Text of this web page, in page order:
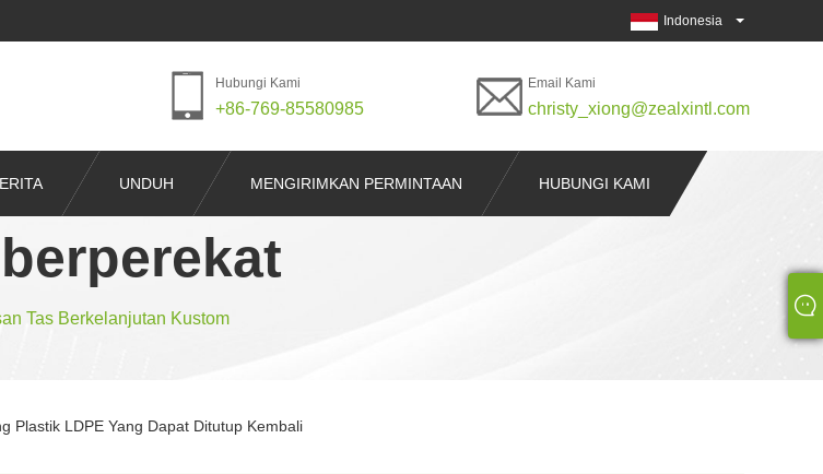
Indonesia
Hubungi Kami
+86-769-85580985
Email Kami
christy_xiong@zealxintl.com
UNDUH MENGIRIMKAN PERMINTAAN HUBUNGI KAMI
Tas Berkelanjutan Kustom
Plastik LDPE Yang Dapat Ditutup Kembali